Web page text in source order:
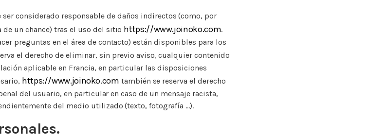
considerado responsable de daños indirectos (como, por
un chance) tras el uso del sitio https://www.joinoko.com.
preguntas en el área de contacto) están disponibles para los
el derecho de eliminar, sin previo aviso, cualquier contenido
aplicable en Francia, en particular las disposiciones
https://www.joinoko.com también se reserva el derecho
del usuario, en particular en caso de un mensaje racista,
del medio utilizado (texto, fotografía ...).